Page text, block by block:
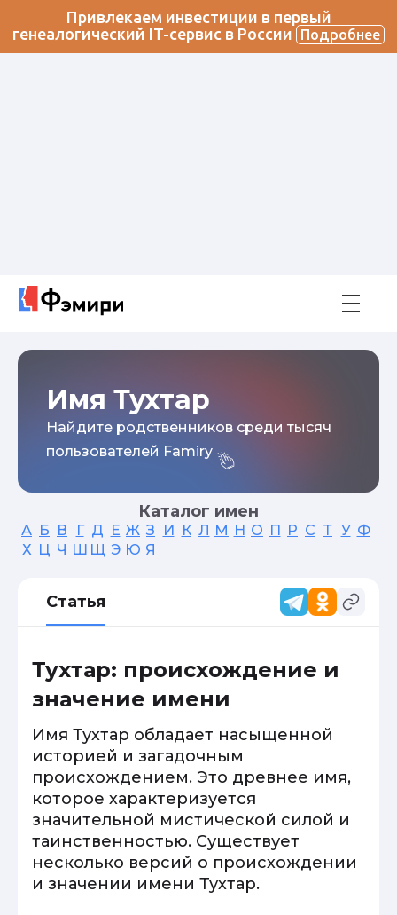
Привлекаем инвестиции в первый
генеалогический IT-сервис в России
Подробнее
Имя Тухтар
Найдите родственников среди тысяч
пользователей Famiry
Каталог имен
А Б В Г Д Е Ж З И К Л М Н О П Р С Т У Ф
Х Ц Ч Ш Щ Э Ю Я
Статья
Тухтар: происхождение и
значение имени
Имя Тухтар обладает насыщенной
историей и загадочным
происхождением. Это древнее имя,
которое характеризуется
значительной мистической силой и
таинственностью. Существует
несколько версий о происхождении
и значении имени Тухтар.